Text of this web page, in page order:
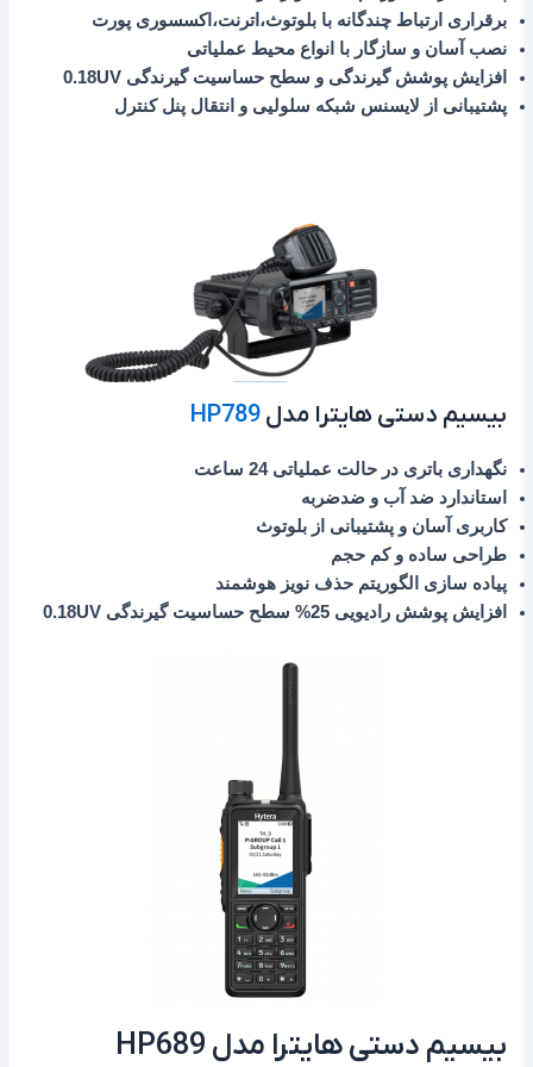
برقراری ارتباط چندگانه با بلوتوث،اترنت،اکسسوری پورت
نصب آسان و سازگار با انواع محیط عملیاتی
افزایش پوشش گیرندگی و سطح حساسیت گیرندگی 0.18UV
پشتیبانی از لایسنس شبکه سلولیی و انتقال پنل کنترل
بیسیم دستی هایترا مدلHP789
نگهداری باتری در حالت عملیاتی 24 ساعت
استاندارد ضد آب و ضدضربه
کاربری آسان و پشتیبانی از بلوتوث
طراحی ساده و کم حجم
پیاده سازی الگوریتم حذف نویز هوشمند
افزایش پوشش رادیویی 25% سطح حساسیت گیرندگی 0.18UV
بیسیم دستی هایترا مدل HP689